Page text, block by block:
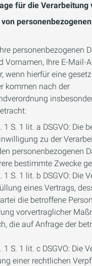
für die Verarbeitung
personenbezogenen
Vornamen, Ihre E-Mail-
wenn hierfür eine
kommen nach der
1 S. 1 lit. a DSGVO: Die
zu der
personenbezogenen
bestimmte Zwecke
1 S. 1 lit. b DSGVO: Die
eines Vertrags,
die betroffene
vorvertraglicher
die auf Anfrage der
1 S. 1 lit. c DSGVO: Die
einer rechtlichen